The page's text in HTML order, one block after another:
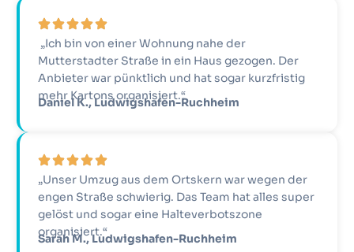
„Ich bin von einer Wohnung nahe der
Mutterstadter Straße in ein Haus gezogen. Der
Anbieter war pünktlich und hat sogar kurzfristig
mehr Kartons organisiert.“
Daniel K., Ludwigshafen-Ruchheim
„Unser Umzug aus dem Ortskern war wegen der
engen Straße schwierig. Das Team hat alles super
gelöst und sogar eine Halteverbotszone
organisiert.“
Sarah M., Ludwigshafen-Ruchheim